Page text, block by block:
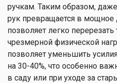
ручкам. Таким образом,
рук превращается в мощное
позволяет легко
чрезмерной физической
позволяет уменьшить
на 30-40%, что особенно
в саду или при уходе за